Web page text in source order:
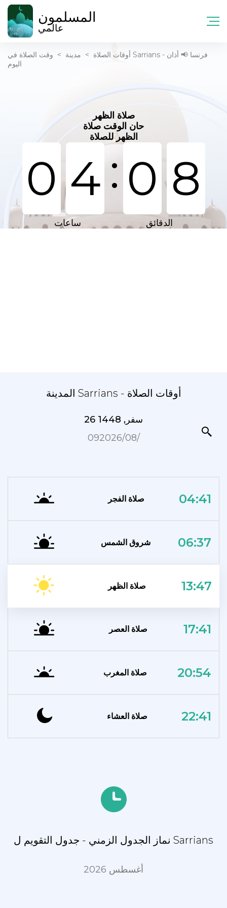
المسلمون
عالمي
أوقات الصلاة > مدينة > وقت الصلاة في Sarrians - فرنسا 📢 أذان
اليوم
صلاة الظهر
حان الوقت صلاة
الظهر للصلاة
0 4: 0 8
ساعات الدقائق
المدينة Sarrians - أوقات الصلاة
26 سفر, 1448
09‏/08‏/2026
صلاة الفجر 04:41
شروق الشمس 06:37
صلاة الظهر 13:47
صلاة العصر 17:41
صلاة المغرب 20:54
صلاة العشاء 22:41
نماز الجدول الزمني - جدول التقويم ل Sarrians
أغسطس 2026